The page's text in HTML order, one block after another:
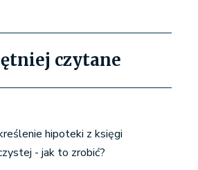
czytane
hipoteki z księgi
- jak to zrobić?